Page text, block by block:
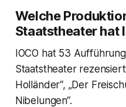
Welche
Staatstheater hat
IOCO hat 53
Staatstheater
Holländer“, „Der
Nibelungen“.